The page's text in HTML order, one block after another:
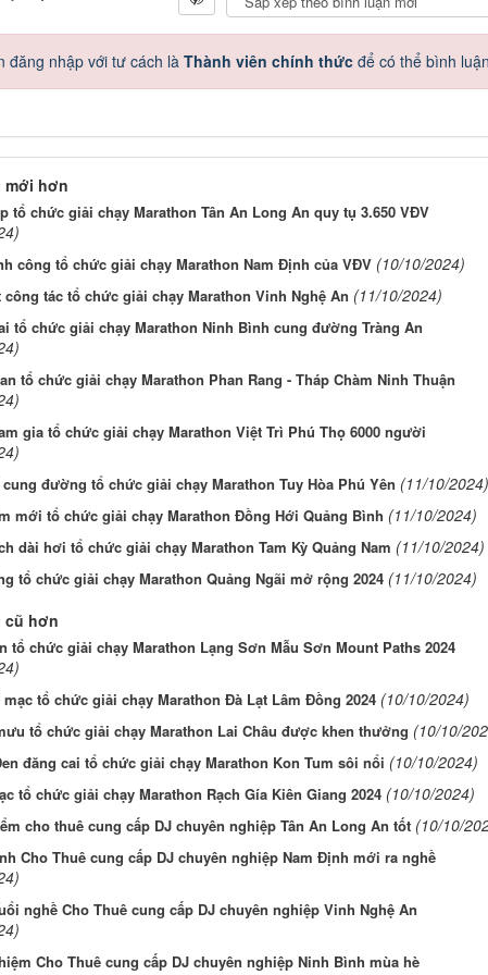
đăng nhập với tư cách là Thành viên chính thứcđể có thể bình
mới hơn
tổ chức giải chạy Marathon Tân An Long An quy tụ 3.650 VĐV
công tổ chức giải chạy Marathon Nam Định của VĐV (10/10/2024)
công tác tổ chức giải chạy Marathon Vinh Nghệ An (11/10/2024)
tổ chức giải chạy Marathon Ninh Bình cung đường Tràng An
tổ chức giải chạy Marathon Phan Rang - Tháp Chàm Ninh Thuận
gia tổ chức giải chạy Marathon Việt Trì Phú Thọ 6000 người
đường tổ chức giải chạy Marathon Tuy Hòa Phú Yên (11/10/2024)
mới tổ chức giải chạy Marathon Đồng Hới Quảng Bình (11/10/2024)
dài hơi tổ chức giải chạy Marathon Tam Kỳ Quảng Nam (11/10/2024)
tổ chức giải chạy Marathon Quảng Ngãi mở rộng 2024 (11/10/2024)
cũ hơn
tổ chức giải chạy Marathon Lạng Sơn Mẫu Sơn Mount Paths 2024
mạc tổ chức giải chạy Marathon Đà Lạt Lâm Đồng 2024 (10/10/2024)
tổ chức giải chạy Marathon Lai Châu được khen thưởng (10/10/
đăng cai tổ chức giải chạy Marathon Kon Tum sôi nổi (10/10/2024)
tổ chức giải chạy Marathon Rạch Gía Kiên Giang 2024 (10/10/2024)
cho thuê cung cấp DJ chuyên nghiệp Tân An Long An tốt (10/10/
Cho Thuê cung cấp DJ chuyên nghiệp Nam Định mới ra nghề
nghề Cho Thuê cung cấp DJ chuyên nghiệp Vinh Nghệ An
Cho Thuê cung cấp DJ chuyên nghiệp Ninh Bình mùa hè